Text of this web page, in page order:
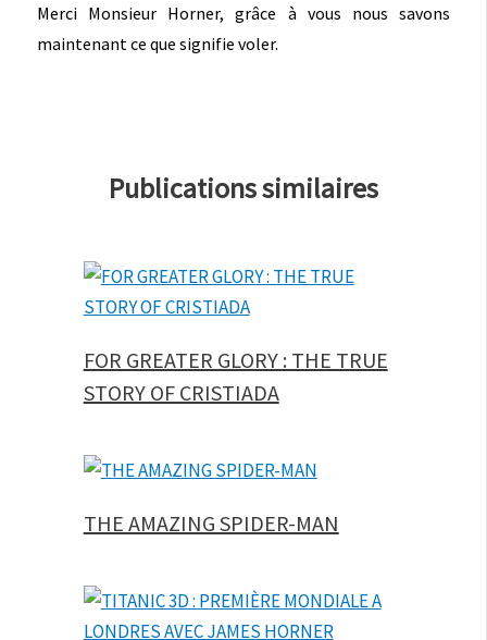
Merci Monsieur Horner, grâce à vous nous savons
maintenant ce que signifie voler.
Publications similaires
FOR GREATER GLORY : THE TRUE
STORY OF CRISTIADA
THE AMAZING SPIDER-MAN